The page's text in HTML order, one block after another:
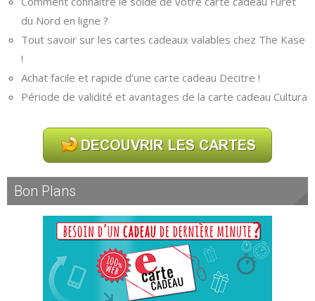
du Nord en ligne ?
Tout savoir sur les cartes cadeaux valables chez The Kase
!
Achat facile et rapide d’une carte cadeau Decitre !
Période de validité et avantages de la carte cadeau Cultura
Bon Plans